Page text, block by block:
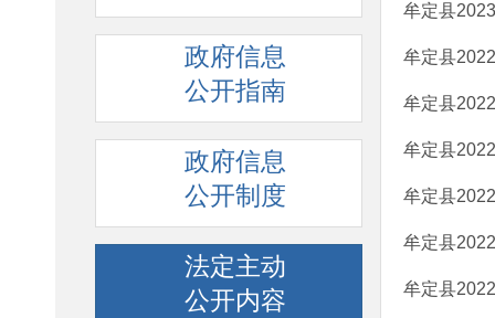
政府信息
公开指南
政府信息
公开制度
法定主动
公开内容
牟定县
牟定县
牟定县
牟定县
牟定县
牟定县
牟定县